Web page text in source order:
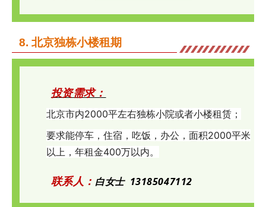
8. 北京独栋小楼租期
投资需求：
北京市内2000平左右独栋小院或者小楼租赁；
要求能停车，住宿，吃饭，办公，面积2000平米
以上，年租金400万以内。
联系人： 白女士 13185047112